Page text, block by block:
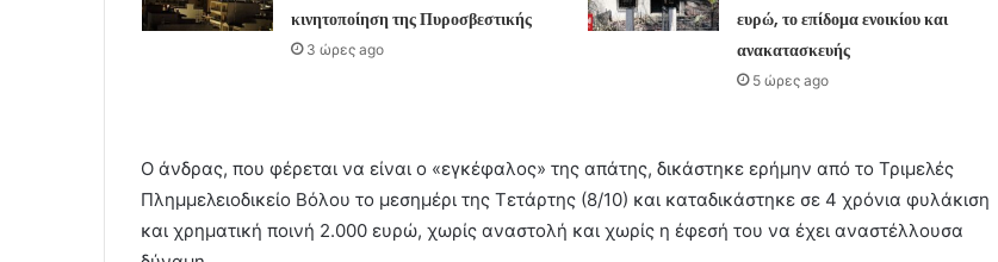
κινητοποίηση της Πυροσβεστικής
3 ώρες ago
ευρώ, το επίδομα ενοικίου και
ανακατασκευής
5 ώρες ago
Ο άνδρας, που φέρεται να είναι ο «εγκέφαλος» της απάτης, δικάστηκε ερήμην από το Τριμελές
Πλημμελειοδικείο Βόλου το μεσημέρι της Τετάρτης (8/10) και καταδικάστηκε σε 4 χρόνια φυλάκιση
και χρηματική ποινή 2.000 ευρώ, χωρίς αναστολή και χωρίς η έφεσή του να έχει αναστέλλουσα